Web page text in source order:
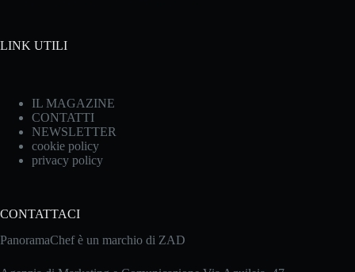
LINK UTILI
IL MAGAZINE
CONTATTI
NEWSLETTER
cookie policy
privacy policy
CONTATTACI
PanoramaChef è un marchio di ZAD